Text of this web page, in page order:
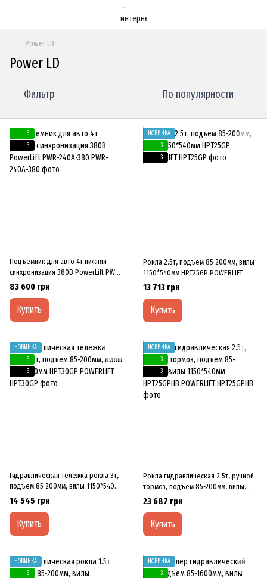
Power LD
Power LD
Фильтр По популярности
3
3
Подъемник для авто 4т нижняя
синхронизация 380В PowerLift PWR-
240A-380
83 600 грн
Купить
НОВИНКА
3
3
Рокла 2.5т, подъем 85-200мм, вилы
1150*540мм HPT25GP POWERLIFT
13 713 грн
Купить
НОВИНКА
3
3
Гидравлическая тележка рокла 3т,
подъем 85-200мм, вилы 1150*540мм
HPT30GP POWERLIFT
14 545 грн
Купить
НОВИНКА
3
3
Рокла гидравлическая 2.5т, ручной
тормоз, подъем 85-200мм, вилы
1150*540мм HPT25GPHB POWERLIFT
23 687 грн
Купить
НОВИНКА
3
НОВИНКА
3